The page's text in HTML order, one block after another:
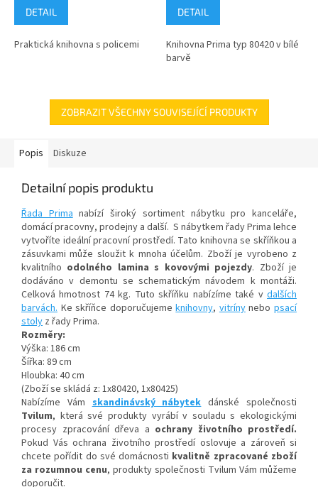
DETAIL
Praktická knihovna s policemi
DETAIL
Knihovna Prima typ 80420 v bílé
barvě
ZOBRAZIT VŠECHNY SOUVISEJÍCÍ PRODUKTY
Popis Diskuze
Detailní popis produktu
Řada Prima nabízí široký sortiment nábytku pro kanceláře,
domácí pracovny, prodejny a další. S nábytkem řady Prima lehce
vytvoříte ideální pracovní prostředí. Tato knihovna se skříňkou a
zásuvkami může sloužit k mnoha účelům. Zboží je vyrobeno z
kvalitního odolného lamina s kovovými pojezdy. Zboží je
dodáváno v demontu se schematickým návodem k montáži.
Celková hmotnost 74 kg. Tuto skříňku nabízíme také v dalších
barvách. Ke skříňce doporučujemeknihovny, vitrínynebopsací
stoly z řady Prima.
Rozměry:
Výška: 186 cm
Šířka: 89 cm
Hloubka: 40 cm
(Zboží se skládá z: 1x80420, 1x80425)
Nabízíme Vám skandinávský nábytek dánské společnosti
Tvilum, která své produkty vyrábí v souladu s ekologickými
procesy zpracování dřeva a ochrany životního prostředí.
Pokud Vás ochrana životního prostředí oslovuje a zároveň si
chcete pořídit do své domácnosti kvalitně zpracované zboží
za rozumnou cenu, produkty společnosti Tvilum Vám můžeme
doporučit.